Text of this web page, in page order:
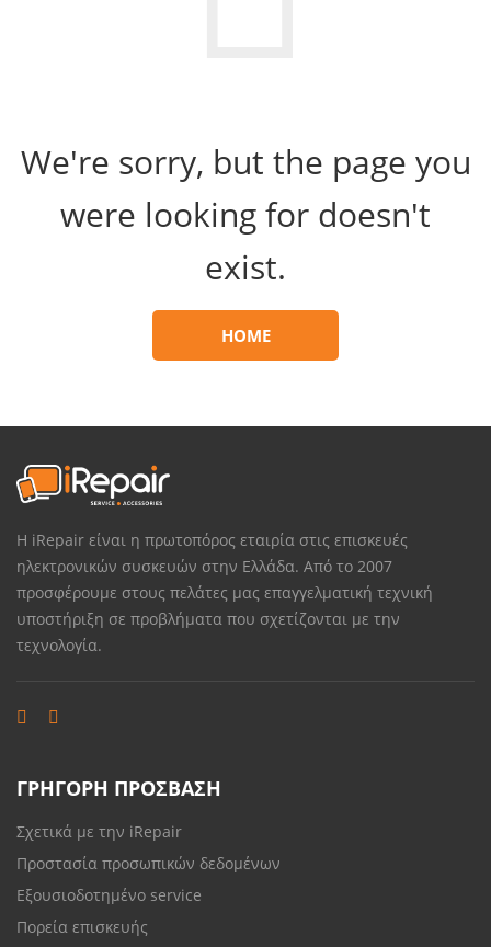
We're sorry, but the page you
were looking for doesn't
exist.
HOME
Η iRepair είναι η πρωτοπόρος εταιρία στις επισκευές
ηλεκτρονικών συσκευών στην Ελλάδα. Από το 2007
προσφέρουμε στους πελάτες μας επαγγελματική τεχνική
υποστήριξη σε προβλήματα που σχετίζονται με την
τεχνολογία.
ΓΡΗΓΟΡΗ ΠΡΟΣΒΑΣΗ
Σχετικά με την iRepair
Προστασία προσωπικών δεδομένων
Εξουσιοδοτημένο service
Πορεία επισκευής